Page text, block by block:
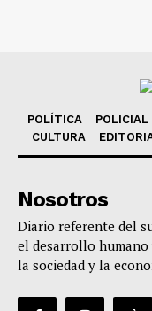
POLÍTICA POLICIAL
CULTURA
Nosotros
Diario referente del
el desarrollo humano
la sociedad y la